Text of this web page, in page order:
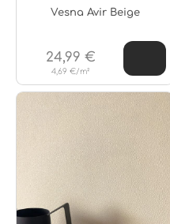
Vesna Avir Beige
4,69 €/m²
24,99 €